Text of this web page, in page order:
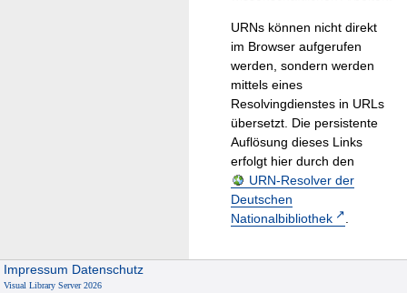
URNs können nicht direkt
im Browser aufgerufen
werden, sondern werden
mittels eines
Resolvingdienstes in URLs
übersetzt. Die persistente
Auflösung dieses Links
erfolgt hier durch den
URN-Resolver der
Deutschen
Nationalbibliothek
.
Impressum Datenschutz
Visual Library Server 2026